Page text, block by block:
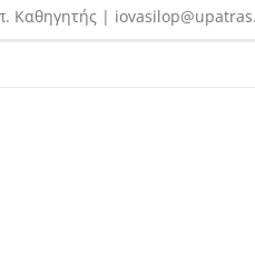
Καθηγητής |